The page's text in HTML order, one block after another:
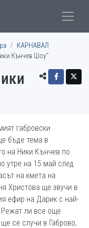
КАРНАВАЛ
Кънчев Шоу“
габровски
бъде тема в
на Ники Кънчев по
утре на 15 май след
на кмета на
Христова ще звучи в
ефир на Дарик с най-
Режат ли все още
се случи в Габрово,